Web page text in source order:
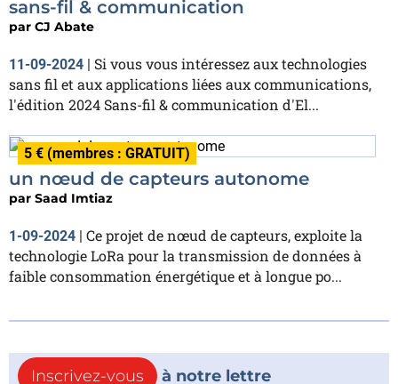
sans-fil & communication
par CJ Abate
11-09-2024 | Si vous vous intéressez aux technologies
sans fil et aux applications liées aux communications,
l'édition 2024 Sans-fil & communication d'El...
5 € (membres : GRATUIT)
un nœud de capteurs autonome
par Saad Imtiaz
1-09-2024 | Ce projet de nœud de capteurs, exploite la
technologie LoRa pour la transmission de données à
faible consommation énergétique et à longue po...
Inscrivez-vous
à notre lettre